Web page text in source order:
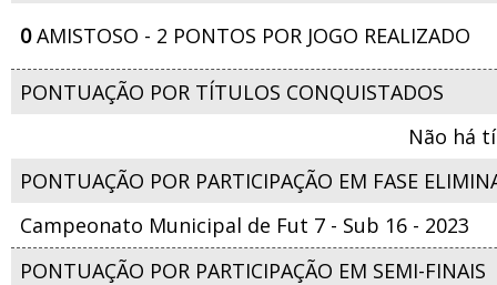
0AMISTOSO - 2 PONTOS POR JOGO REALIZADO
PONTUAÇÃO POR TÍTULOS CONQUISTADOS
Não há
PONTUAÇÃO POR PARTICIPAÇÃO EM FASE
Campeonato Municipal de Fut 7 - Sub 16 - 2023
PONTUAÇÃO POR PARTICIPAÇÃO EM SEMI-FINAIS